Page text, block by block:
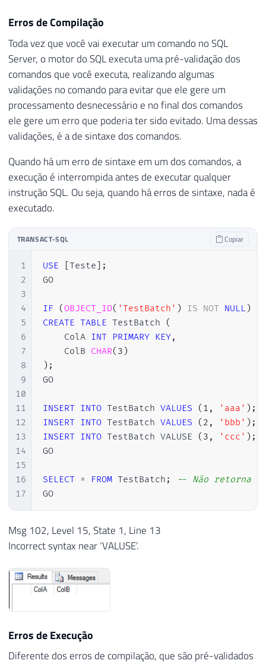
Erros de Compilação
Toda vez que você vai executar um comando no SQL
Server, o motor do SQL executa uma pré-validação dos
comandos que você executa, realizando algumas
validações no comando para evitar que ele gere um
processamento desnecessário e no final dos comandos
ele gere um erro que poderia ter sido evitado. Uma dessas
validações, é a de sintaxe dos comandos.
Quando há um erro de sintaxe em um dos comandos, a
execução é interrompida antes de executar qualquer
instrução SQL. Ou seja, quando há erros de sintaxe, nada é
executado.
TRANSACT-SQL Copiar
1
2
3
4
5
6
7
8
9
10
11
12
13
14
15
16
17
USE Teste
;
GO
IF (OBJECT_ID( 'TestBatch' ) IS NOT NULL )
CREATE TABLE TestBatch
(
    ColA
INT PRIMARY KEY,
    ColB
CHAR( 3 )
) ;
GO
INSERT INTO TestBatch VALUES ( 1 , 'aaa' ) ;
INSERT INTO TestBatch VALUES ( 2 , 'bbb' ) ;
INSERT INTO TestBatch VALUSE ( 3 , 'ccc' ) ;
GO
SELECT * FROM TestBatch ;
-- Não retorna
GO
Msg 102, Level 15, State 1, Line 13
Incorrect syntax near ‘VALUSE’.
Erros de Execução
Diferente dos erros de compilação, que são pré-validados